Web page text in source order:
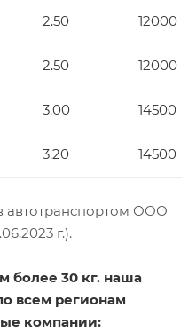
2.50 12000
2.50 12000
3.00 14500
3.20 14500
автотранспортом ООО
г.).
более 30 кг. наша
всем регионам
компании: